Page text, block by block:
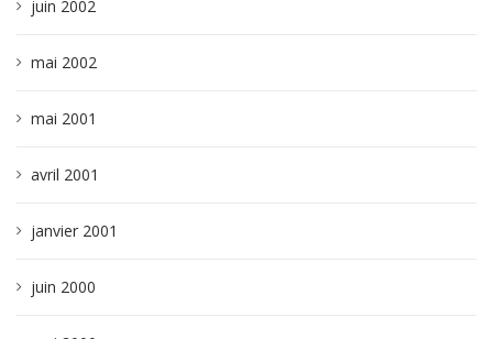
juin 2002
mai 2002
mai 2001
avril 2001
janvier 2001
juin 2000